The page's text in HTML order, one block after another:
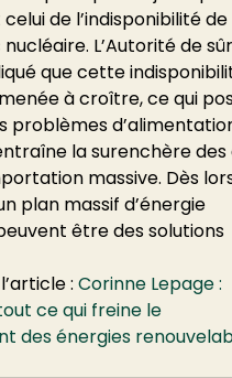
de l’indisponibilité de
L’Autorité de
que cette
à croître, ce qui
problèmes
la surenchère des
massive. Dès
plan massif d’énergie
être des solutions
: Corinne Lepage :
ce qui freine le
des énergies